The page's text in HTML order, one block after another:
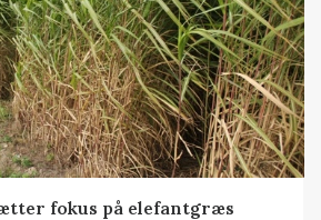
fokus på elefantgræs